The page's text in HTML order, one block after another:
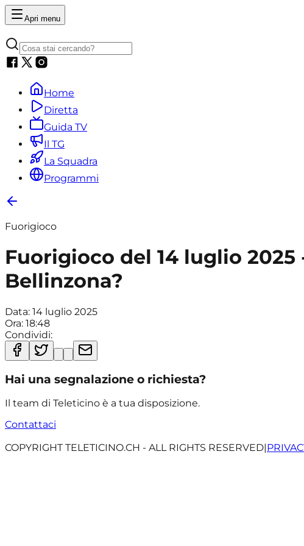
Apri menu
Home
Diretta
Guida TV
Il TG
La Squadra
Programmi
Fuorigioco
Fuorigioco del 14 luglio
Bellinzona?
Data: 14 luglio 2025
Ora: 18:48
Condividi:
Hai una segnalazione o richiesta?
Il team di Teleticino è a tua disposizione.
Contattaci
COPYRIGHT TELETICINO.CH - ALL RIGHTS RESERVED|